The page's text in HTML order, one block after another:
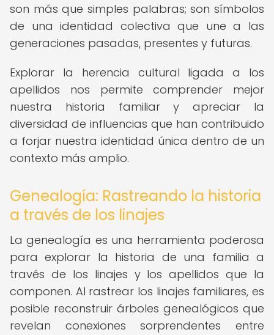
son más que simples palabras; son símbolos
de una identidad colectiva que une a las
generaciones pasadas, presentes y futuras.
Explorar la herencia cultural ligada a los
apellidos nos permite comprender mejor
nuestra historia familiar y apreciar la
diversidad de influencias que han contribuido
a forjar nuestra identidad única dentro de un
contexto más amplio.
Genealogía: Rastreando la historia
a través de los linajes
La genealogía es una herramienta poderosa
para explorar la historia de una familia a
través de los linajes y los apellidos que la
componen. Al rastrear los linajes familiares, es
posible reconstruir árboles genealógicos que
revelan conexiones sorprendentes entre